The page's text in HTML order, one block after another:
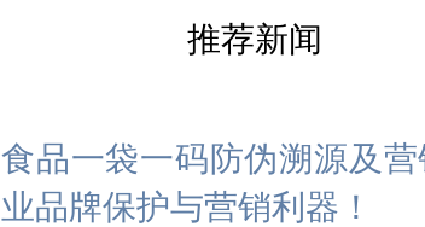
推荐新闻
食品一袋一码防伪溯源及
业品牌保护与营销利器！